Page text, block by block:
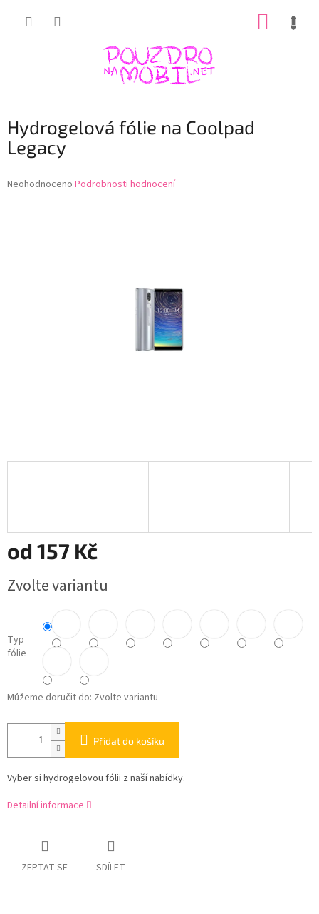
Hydrogelová fólie na Coolpad
Legacy
Průměrné
Neohodnoceno Podrobnosti hodnocení
od 157 Kč
cena:
Zvolte variantu
Typ
fólie
Můžeme doručit do: Zvolte variantu
Přidat do košíku
Vyber si hydrogelovou fólii z naší nabídky.
Detailní informace
ZEPTAT SE SDÍLET